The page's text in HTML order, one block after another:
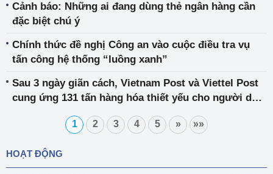
Cảnh báo: Những ai đang dùng thẻ ngân hàng cần
đặc biệt chú ý
Chính thức đề nghị Công an vào cuộc điều tra vụ
tấn công hệ thống “luồng xanh”
Sau‌ ‌3‌ ‌ngày‌ ‌giãn‌ ‌cách‌,‌ ‌Vietnam‌ ‌Post‌ ‌và‌ ‌Viettel‌ ‌Post‌
‌cung ứng 131‌ ‌tấn‌ ‌hàng‌ ‌hóa‌ ‌thiết‌ ‌yếu‌ ‌cho người dân
1 2 3 4 5 » »»
HOẠT ĐỘNG